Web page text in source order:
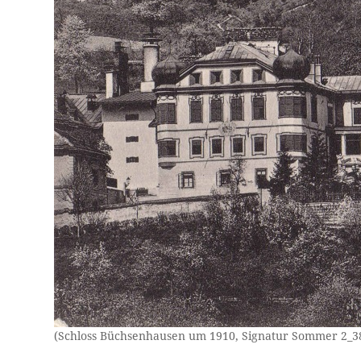
(Schloss Büchsenhausen um 1910, Signatur Sommer